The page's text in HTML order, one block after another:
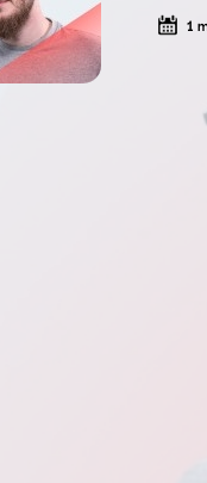
1